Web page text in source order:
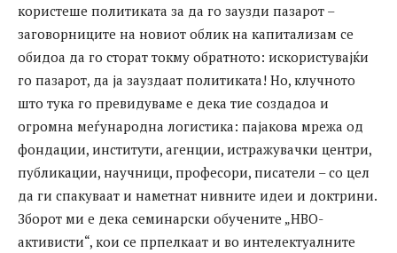
користеше политиката за да го заузди пазарот –
заговорниците на новиот облик на капитализам се
обидоа да го сторат токму обратното: искористувајќи
го пазарот, да ја зауздаат политиката! Но, клучното
што тука го превидуваме е дека тие создадоа и
огромна меѓународна логистика: пајакова мрежа од
фондации, институти, агенции, истражувачки центри,
публикации, научници, професори, писатели – со цел
да ги спакуваат и наметнат нивните идеи и доктрини.
Зборот ми е дека семинарски обучените „НВО-
активисти“, кои се прпелкаат и во интелектуалните